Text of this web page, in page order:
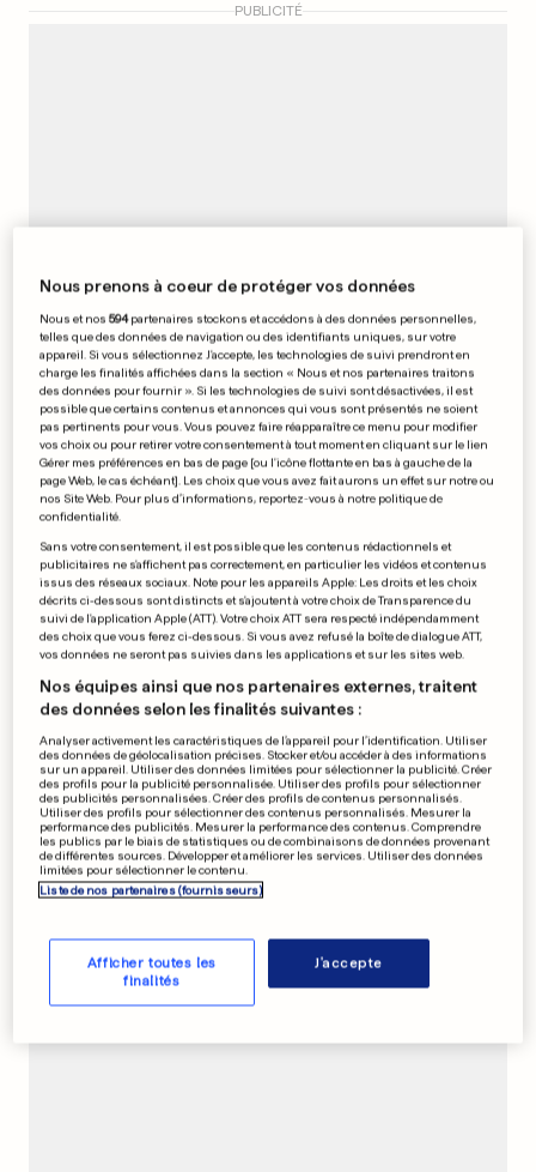
PUBLICITÉ
LIBYE
Les Libyennes craignent les
islamistes
0 0
PLAN D'AUSTÉRITÉ EN FRANCE
Les hôtels de luxe taxés,
pas... les parcs!
0 0
ÉCONOMIE
Le PIB de la zone euro a
ralenti au 2e trimestre
0 0
PUBLICITÉ
Nous prenons à coeur de protéger vos données
Nous et nos594partenaires stockons et accédons à des données personnelles,
telles que des données de navigation ou des identifiants uniques, sur votre
appareil. Si vous sélectionnez J'accepte, les technologies de suivi prendront en
charge les finalités affichées dans la section « Nous et nos partenaires traitons
des données pour fournir ». Si les technologies de suivi sont désactivées, il est
possible que certains contenus et annonces qui vous sont présentés ne soient
pas pertinents pour vous. Vous pouvez faire réapparaître ce menu pour modifier
vos choix ou pour retirer votre consentement à tout moment en cliquant sur le lien
Gérer mes préférences en bas de page [ou l'icône flottante en bas à gauche de la
page Web, le cas échéant]. Les choix que vous avez fait aurons un effet sur notre ou
nos Site Web. Pour plus d’informations, reportez-vous à notre politique de
confidentialité.
Sans votre consentement, il est possible que les contenus rédactionnels et
publicitaires ne s'affichent pas correctement, en particulier les vidéos et contenus
issus des réseaux sociaux. Note pour les appareils Apple: Les droits et les choix
décrits ci-dessous sont distincts et s'ajoutent à votre choix de Transparence du
suivi de l'application Apple (ATT). Votre choix ATT sera respecté indépendamment
des choix que vous ferez ci-dessous. Si vous avez refusé la boîte de dialogue ATT,
vos données ne seront pas suivies dans les applications et sur les sites web.
Nos équipes ainsi que nos partenaires externes, traitent
des données selon les finalités suivantes :
Analyser activement les caractéristiques de l’appareil pour l’identification. Utiliser
des données de géolocalisation précises. Stocker et/ou accéder à des informations
sur un appareil. Utiliser des données limitées pour sélectionner la publicité. Créer
des profils pour la publicité personnalisée. Utiliser des profils pour sélectionner
des publicités personnalisées. Créer des profils de contenus personnalisés.
Utiliser des profils pour sélectionner des contenus personnalisés. Mesurer la
performance des publicités. Mesurer la performance des contenus. Comprendre
les publics par le biais de statistiques ou de combinaisons de données provenant
de différentes sources. Développer et améliorer les services. Utiliser des données
limitées pour sélectionner le contenu.
Liste de nos partenaires (fournisseurs)
Afficher toutes les
finalités
J'accepte